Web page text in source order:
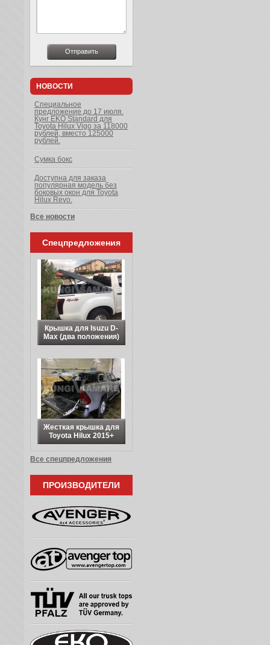
НОВОСТИ
Специальное
предложение до 17 июля.
Кунг EKO Standard для
Toyota Hilux Vigo за 118000
рублей, вместо 125000
рублей.
Сумка бокс
Доступна для заказа
популярная модель без
боковых окон для Toyota
Hilux Revo.
Все новости
Спецпредложения
Крышка для Isuzu D-
Max (два положения)
Жесткая крышка для
Toyota Hilux 2015+
Все спецпредложения
ПРОИЗВОДИТЕЛИ